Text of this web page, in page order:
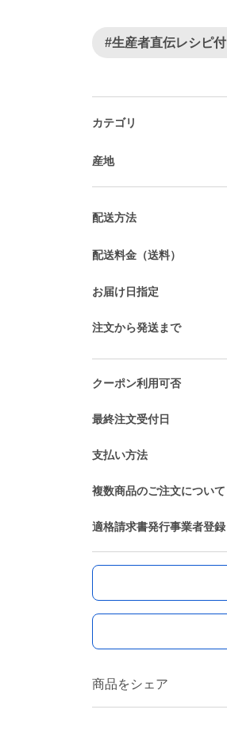
#生産者直伝レシピ付
カテゴリ
産地
配送方法
配送料金（送料）
お届け日指定
注文から発送まで
クーポン利用可否
最終注文受付日
支払い方法
複数商品のご注文について
適格請求書発行事業者登録
商品をシェア